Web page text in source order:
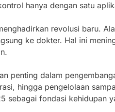
hanya dengan satu
revolusi baru.
ke dokter. Hal ini
penting dalam
hingga pengelolaan
sebagai fondasi kehidupan